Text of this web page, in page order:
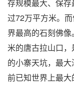
存规模最大、保
过72万平方米。
界最高的石刻佛
米的唐古拉山口
的小寨天坑，最
前已知世界上最大